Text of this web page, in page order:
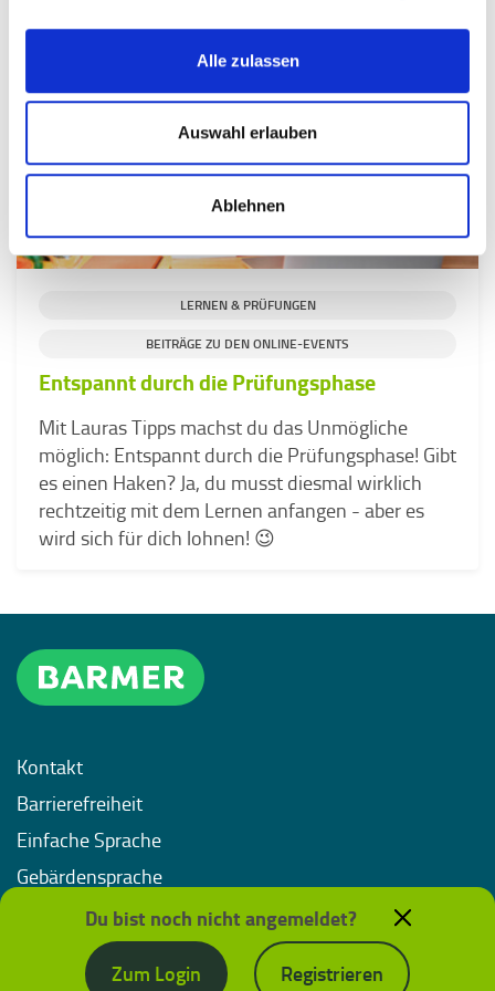
Alle zulassen
Auswahl erlauben
Ablehnen
LERNEN & PRÜFUNGEN
BEITRÄGE ZU DEN ONLINE-EVENTS
Entspannt durch die Prüfungsphase
Mit Lauras Tipps machst du das Unmögliche
möglich: Entspannt durch die Prüfungsphase! Gibt
es einen Haken? Ja, du musst diesmal wirklich
rechtzeitig mit dem Lernen anfangen - aber es
wird sich für dich lohnen! 😉
Kontakt
Barrierefreiheit
Einfache Sprache
Gebärdensprache
Impressum
Datenschutz
Nutzungsbedingungen
Du bist noch nicht angemeldet?
Zum Login
Registrieren